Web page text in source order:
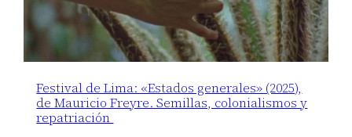
Festival de Lima: «Estados generales» (2025),
de Mauricio Freyre. Semillas, colonialismos y
repatriación